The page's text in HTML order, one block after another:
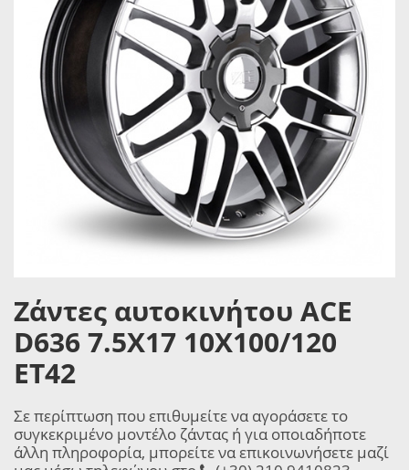
Ζάντες αυτοκινήτου ACE
D636 7.5X17 10X100/120
ET42
Σε περίπτωση που επιθυμείτε να αγοράσετε το
συγκεκριμένο μοντέλο ζάντας ή για οποιαδήποτε
άλλη πληροφορία, μπορείτε να επικοινωνήσετε μαζί